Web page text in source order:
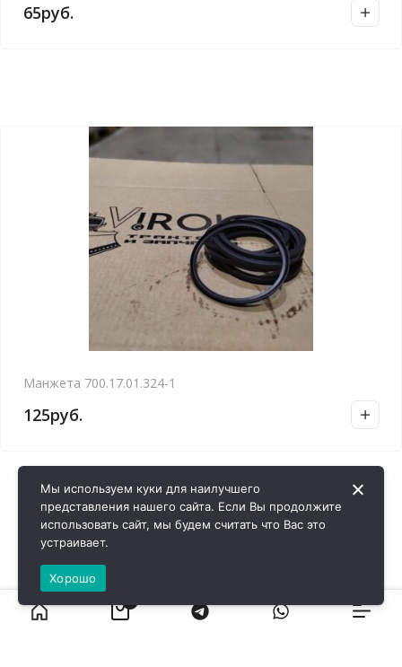
65руб.
Манжета 700.17.01.324-1
125руб.
Мы используем куки для наилучшего
представления нашего сайта. Если Вы продолжите
использовать сайт, мы будем считать что Вас это
устраивает.
Хорошо